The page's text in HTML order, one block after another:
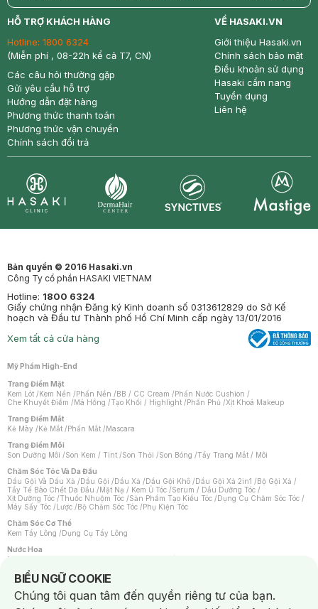
return nowfree price
HỖ TRỢ KHÁCH HÀNG
Hotline: 1800 6324
(Miễn phí , 08-22h kể cả T7, CN)
Các câu hỏi thường gặp
Gửi yêu cầu hỗ trợ
Hướng dẫn đặt hàng
Phương thức thanh toán
Phương thức vận chuyển
Chính sách đổi trả
VỀ HASAKI.VN
Giới thiệu Hasaki.vn
Chính sách bảo mật
Điều khoản sử dụng
Hasaki cẩm nang
Tuyển dụng
Liên hệ
Bản quyền © 2016 Hasaki.vn
Công Ty cổ phần HASAKI VIETNAM
Hotline: 1800 6324
Giấy chứng nhận Đăng ký Kinh doanh số 0313612829 do Sở Kế
hoạch và Đầu tư Thành phố Hồ Chí Minh cấp ngày 13/01/2016
Xem tất cả cửa hàng
Mỹ Phẩm High-End
Trang Điểm Mặt
Kem Lót /Kem Nền /Phấn Nền /BB / CC Cream /Phấn Nước Cushion /
Che Khuyết Điểm /Má Hồng /Tạo Khối / Highlight /Phấn Phủ /Xịt Khoá Makeup
Trang Điểm Mắt
Kẻ Mày /Kẻ Mắt /Phấn Mắt /Mascara
Trang Điểm Môi
Son Dưỡng Môi /Son Kem / Tint /Son Thỏi /Son Bóng /Tẩy Trang Mắt / Môi
Chăm Sóc Tóc Và Da Đầu
Dầu Gội Và Dầu Xả /Dầu Gội /Dầu Xả /Dầu Gội Khô /Dầu Gội Xả 2in1 /Bộ Gội Xả /
Tẩy Tế Bào Chết Da Đầu /Mặt Nạ / Kem Ủ Tóc /Serum / Dầu Dưỡng Tóc /
Xịt Dưỡng Tóc /Thuốc Nhuộm Tóc /Sản Phẩm Tạo Kiểu Tóc /Dụng Cụ Chăm Sóc Tóc /
Máy Sấy Tóc /Lược /Bộ Chăm Sóc Tóc /Phụ Kiện Tóc
Chăm Sóc Cơ Thể
Kem Tẩy Lông /Dụng Cụ Tẩy Lông
Nước Hoa
Nước Hoa Nữ
Chăm Sóc Cá Nhân
Chống Muỗi /Khẩu Trang /Máy Massage/Mặt Nạ Xông Hơi /Nước Rửa Tay/
Sản Phẩm Chăm Sóc Khác /Bàn Chải Đánh Răng /Bàn Chải Điện/
BIỂU NGỮ COOKIE
Notice about cookies usage
Chúng tôi quan tâm đến quyền riêng tư của bạn.